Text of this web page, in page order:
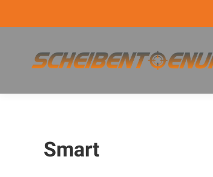
Smart